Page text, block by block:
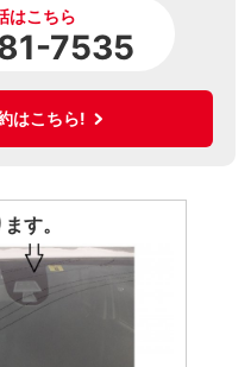
はこちら
7535
はこちら!
す。